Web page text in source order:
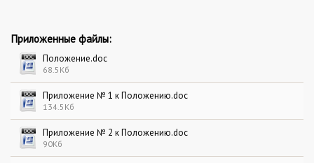
Приложенные файлы:
Положение.doc
68.5Кб
Приложение № 1 к Положению.doc
134.5Кб
Приложение № 2 к Положению.doc
90Кб